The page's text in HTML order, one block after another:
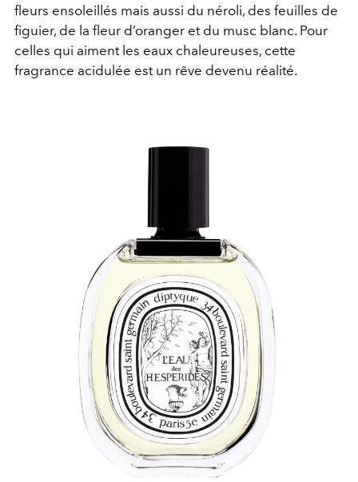
fleurs ensoleillés mais aussi du néroli, des feuilles de
figuier, de la fleur d’oranger et du musc blanc. Pour
celles qui aiment les eaux chaleureuses, cette
fragrance acidulée est un rêve devenu réalité.